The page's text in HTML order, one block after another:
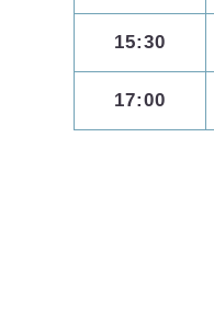
15:30
17:00